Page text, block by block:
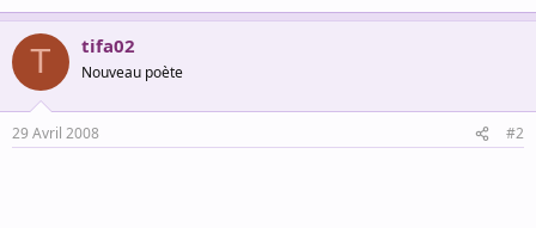
T tifa02
Nouveau poète
29 Avril 2008 #2